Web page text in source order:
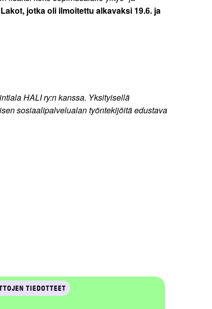
Lakot, jotka oli ilmoitettu alkavaksi 19.6. ja
HALI ry:n kanssa. Yksityisellä
sosiaalipalvelualan työntekijöitä edustava
TIEDOTTEET